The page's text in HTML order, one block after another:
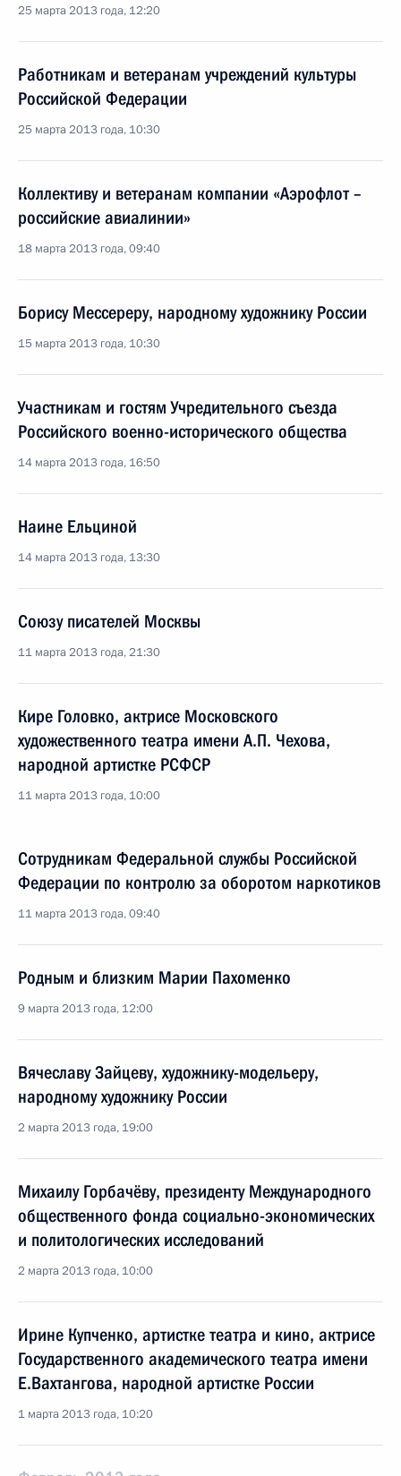
25 марта 2013 года, 12:20
Работникам и ветеранам учреждений культуры
Российской Федерации
25 марта 2013 года, 10:30
Коллективу и ветеранам компании «Аэрофлот –
российские авиалинии»
18 марта 2013 года, 09:40
Борису Мессереру, народному художнику России
15 марта 2013 года, 10:30
Участникам и гостям Учредительного съезда
Российского военно-исторического общества
14 марта 2013 года, 16:50
Наине Ельциной
14 марта 2013 года, 13:30
Союзу писателей Москвы
11 марта 2013 года, 21:30
Кире Головко, актрисе Московского
художественного театра имени А.П. Чехова,
народной артистке РСФСР
11 марта 2013 года, 10:00
Сотрудникам Федеральной службы Российской
Федерации по контролю за оборотом наркотиков
11 марта 2013 года, 09:40
Родным и близким Марии Пахоменко
9 марта 2013 года, 12:00
Вячеславу Зайцеву, художнику-модельеру,
народному художнику России
2 марта 2013 года, 19:00
Михаилу Горбачёву, президенту Международного
общественного фонда социально-экономических
и политологических исследований
2 марта 2013 года, 10:00
Ирине Купченко, артистке театра и кино, актрисе
Государственного академического театра имени
Е.Вахтангова, народной артистке России
1 марта 2013 года, 10:20